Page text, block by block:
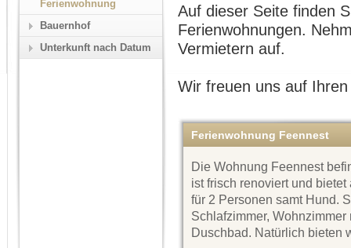
Auf dieser Seite finden
Ferienwohnungen.
Vermietern auf.
Wir freuen uns auf
Ferienwohnung Feennest
Die Wohnung Feennest
ist frisch renoviert und bietet
für 2 Personen samt Hund.
Schlafzimmer,
Duschbad. Natürlich bieten
Ferienwohnung
Bauernhof
Unterkunft nach Datum